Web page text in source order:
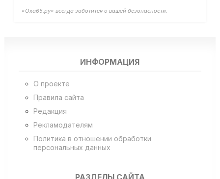
«Оха65.ру» всегда заботится о вашей безопасности.
ИНФОРМАЦИЯ
О проекте
Правила сайта
Редакция
Рекламодателям
Политика в отношении обработки
персональных данных